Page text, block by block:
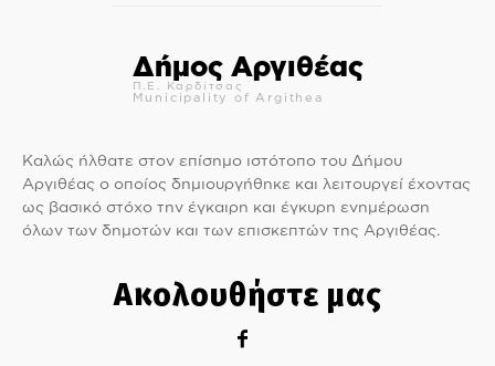
Δήμος Αργιθέας
Π.Ε. Καρδίτσας
Municipality of Argithea
Καλώς ήλθατε στον επίσημο ιστότοπο του Δήμου
Αργιθέας ο οποίος δημιουργήθηκε και λειτουργεί έχοντας
ως βασικό στόχο την έγκαιρη και έγκυρη ενημέρωση
όλων των δημοτών και των επισκεπτών της Αργιθέας.
Ακολουθήστε μας